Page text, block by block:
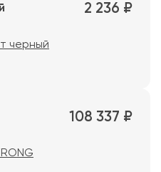
2 236 ₽
черный
108 337 ₽